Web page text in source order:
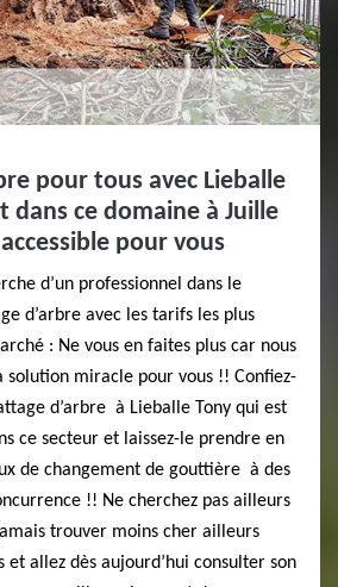
pour tous avec Lieballe
dans ce domaine à Juille
pour vous
d’un professionnel dans le
d’arbre avec les tarifs les plus
: Ne vous en faites plus car nous
solution miracle pour vous !! Confiez-
d’arbre à Lieballe Tony qui est
ce secteur et laissez-le prendre en
de changement de gouttière à des
!! Ne cherchez pas ailleurs
trouver moins cher ailleurs
et allez dès aujourd’hui consulter son